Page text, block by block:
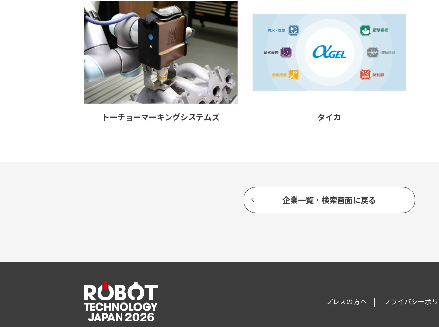
トーチョーマーキングシステムズ タイカ
企業一覧・検索画面に戻る
プレスの方へ プライバシーポ